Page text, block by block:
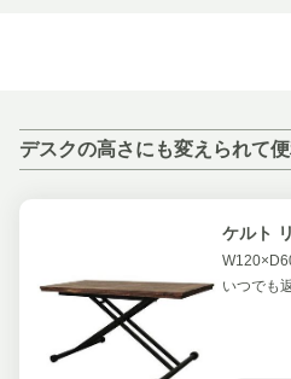
デスクの高さにも変えられて便
ケルト
いつでも